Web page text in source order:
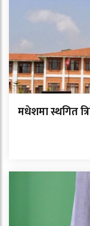
मधेशमा स्थगित